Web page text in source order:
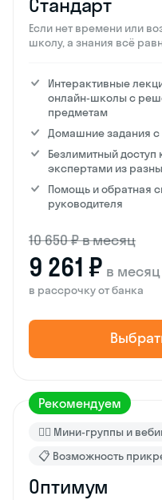
Стандарт
Если нет времени или
школу, а знания всё
Интерактивные
онлайн-школы с
предметам
Домашние задания
Безлимитный
экспертами из
Помощь и обратная
руководителя
10 650 ₽ в месяц
9 261 ₽ в месяц
в рассрочку от банка
Рекомендуем
🙋‍♂️ Мини-группы и
📋 Возможность
Оптимум